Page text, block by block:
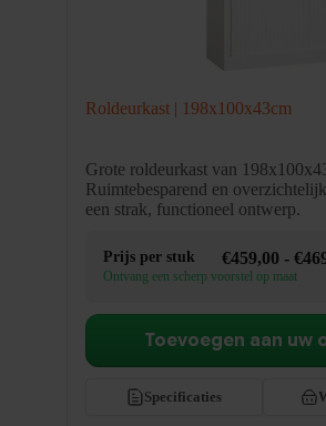
Roldeurkast | 198x100x43cm
Grote roldeurkast van
Ruimtebesparend en
een strak, functioneel ontwerp.
Prijs per stuk €459,00 - €
Ontvang een scherp voorstel op maat
Specificaties
Toevoegen aan uw